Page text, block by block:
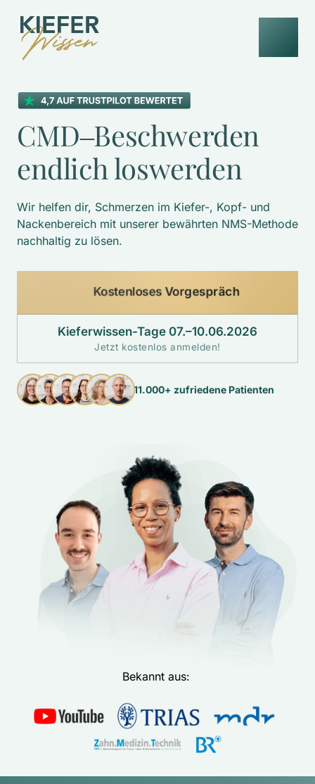
CMD‒
endlich loswerden
Wir helfen dir, Schmerzen im Kiefer-, Kopf- und
Nackenbereich mit unserer bewährten NMS-Methode
nachhaltig zu lösen.
Kostenloses Vorgespräch
Kieferwissen-Tage 07.–10.06.2026
Jetzt kostenlos anmelden!
11.000+ zufriedene Patienten
Bekannt aus: